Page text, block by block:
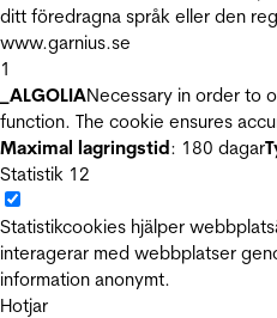
ditt föredragna språk eller den
www.garnius.se
1
_ALGOLIANecessary in order to
function. The cookie ensures
Maximal lagringstid: 180 dagar
Statistik 12
Statistikcookies hjälper
interagerar med webbplatser
information anonymt.
Hotjar